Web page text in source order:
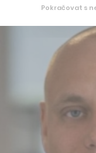
Pokračovat s